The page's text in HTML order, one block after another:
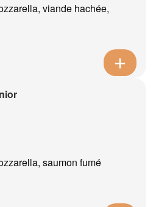
viande hachée,
saumon fumé